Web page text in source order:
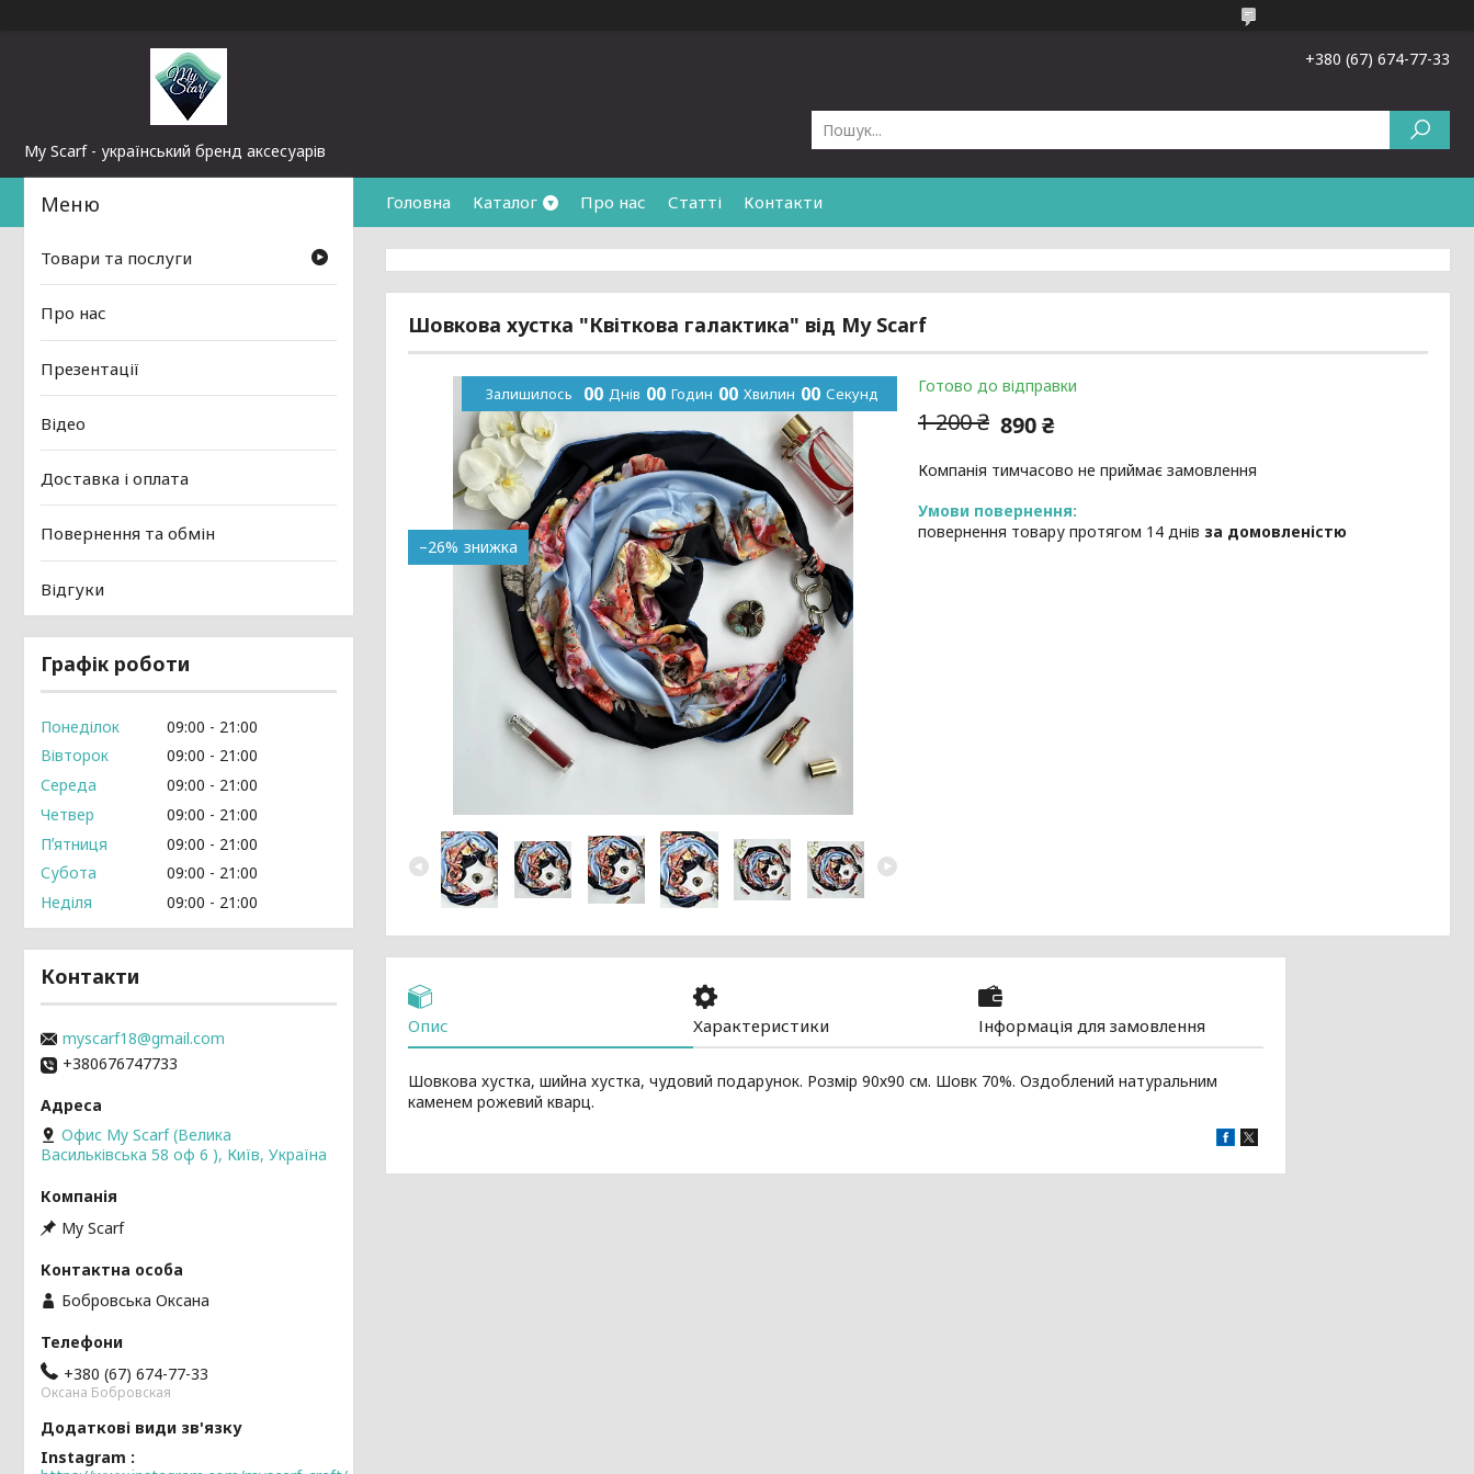
My Scarf - український бренд аксесуарів
+380 (67) 674-77-33
Головна Каталог Про нас Статті Контакти
Шовкова хустка "Квіткова галактика" від My Scarf
–26%
Залишилось 00 Днів 00 Годин 00 Хвилин 00 Секунд Готово до відправки
1 200 ₴ 890 ₴
Компанія тимчасово не приймає замовлення
повернення товару протягом 14 днів за домовленістю
Опис Характеристики Інформація для замовлення
Шовкова хустка, шийна хустка, чудовий подарунок. Розмір 90х90 см. Шовк 70%. Оздоблений натуральним
каменем рожевий кварц.
Товари та послуги
Про нас
Презентації
Відео
Доставка і оплата
Повернення та обмін
Відгуки
Графік роботи
Понеділок 09:00
21:00
Вівторок
09:00
21:00
Середа
09:00
21:00
Четвер
09:00
21:00
Пʼятниця
09:00
21:00
Субота
09:00
21:00
Неділя
09:00 21:00
Контакти
myscarf18@gmail.com
+380676747733
Офис My Scarf (Велика
Васильківська 58 оф 6 ), Київ, Україна
My Scarf
Бобровська Оксана
+380 (67) 674-77-33
Оксана Бобровская
Instagram